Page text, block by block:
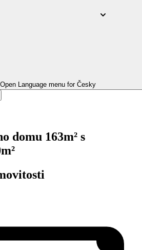
Open Language menu for Česky
domu 163m² s